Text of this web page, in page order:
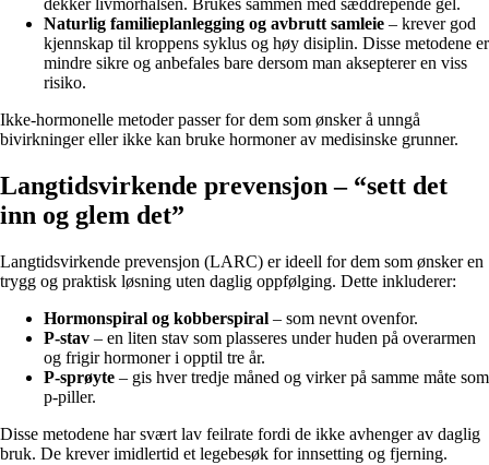
dekker livmorhalsen. Brukes sammen med sæddrepende gel.
Naturlig familieplanlegging og avbrutt samleie – krever god
kjennskap til kroppens syklus og høy disiplin. Disse metodene er
mindre sikre og anbefales bare dersom man aksepterer en viss
risiko.
Ikke-hormonelle metoder passer for dem som ønsker å unngå
bivirkninger eller ikke kan bruke hormoner av medisinske grunner.
Langtidsvirkende prevensjon – “sett det
inn og glem det”
Langtidsvirkende prevensjon (LARC) er ideell for dem som ønsker en
trygg og praktisk løsning uten daglig oppfølging. Dette inkluderer:
Hormonspiral og kobberspiral – som nevnt ovenfor.
P-stav – en liten stav som plasseres under huden på overarmen
og frigir hormoner i opptil tre år.
P-sprøyte – gis hver tredje måned og virker på samme måte som
p-piller.
Disse metodene har svært lav feilrate fordi de ikke avhenger av daglig
bruk. De krever imidlertid et legebesøk for innsetting og fjerning.